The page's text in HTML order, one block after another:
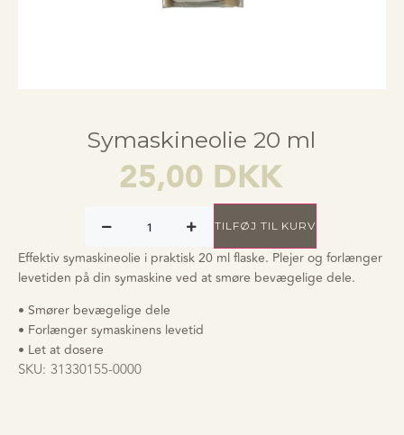
Symaskineolie 20 ml
25,00 DKK
TILFØJ TIL KURV
Effektiv symaskineolie i praktisk 20 ml flaske. Plejer og forlænger
levetiden på din symaskine ved at smøre bevægelige dele.
• Smører bevægelige dele
• Forlænger symaskinens levetid
• Let at dosere
SKU: 31330155-0000